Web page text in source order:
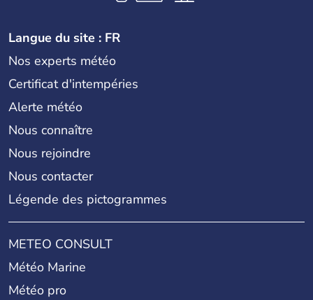
Langue du site : FR
Nos experts météo
Certificat d'intempéries
Alerte météo
Nous connaître
Nous rejoindre
Nous contacter
Légende des pictogrammes
METEO CONSULT
Météo Marine
Météo pro